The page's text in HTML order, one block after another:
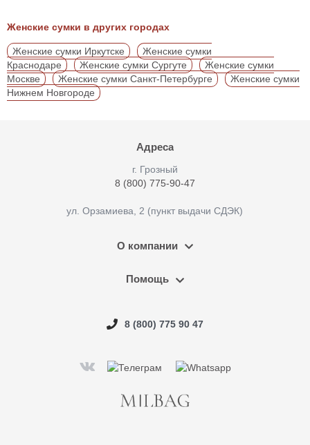
Женские сумки в других городах
Женские сумки Иркутске
Женские сумки
Краснодаре
Женские сумки Сургуте
Женские сумки
Москве
Женские сумки Санкт-Петербурге
Женские сумки
Нижнем Новгороде
Адреса
г. Грозный
8 (800) 775-90-47
ул. Орзамиева, 2 (пункт выдачи СДЭК)
О компании
Помощь
8 (800) 775 90 47